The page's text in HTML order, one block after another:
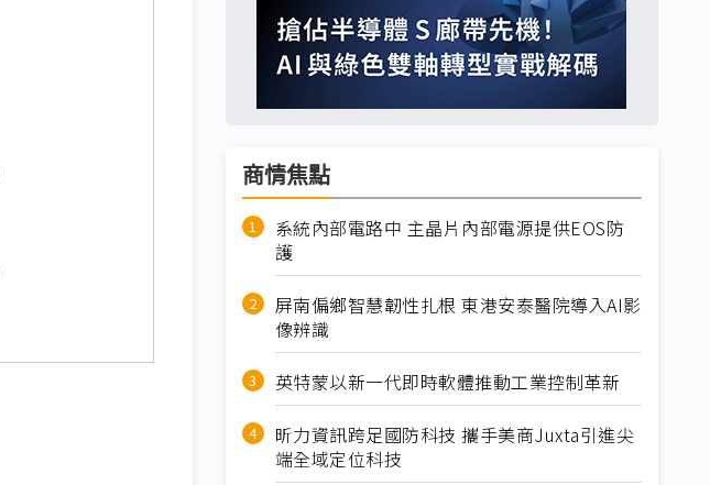
商情焦點
系統內部電路中 主晶片內部電源提供EOS防
護
屏南偏鄉智慧韌性扎根 東港安泰醫院導入AI影
像辨識
英特蒙以新一代即時軟體推動工業控制革新
昕力資訊跨足國防科技 攜手美商Juxta引進尖
端全域定位科技